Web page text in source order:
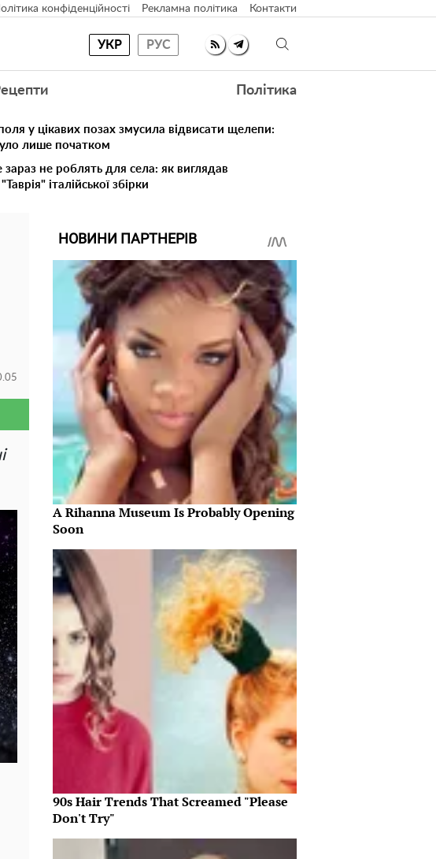
конфіденційності Рекламна політика Контакти
УКР РУС
Політика
у цікавих позах змусила відвисати щелепи:
лише початком
не роблять для села: як виглядав
італійської збірки
НОВИНИ ПАРТНЕРІВ
A Rihanna Museum Is Probably Opening
Soon
90s Hair Trends That Screamed "Please
Don't Try"